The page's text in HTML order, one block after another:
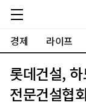
경제 라이프
롯데건설,
전문건설협